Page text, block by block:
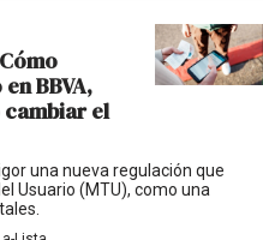
BBVA,
cambiar el
una nueva regulación que
Usuario (MTU), como una